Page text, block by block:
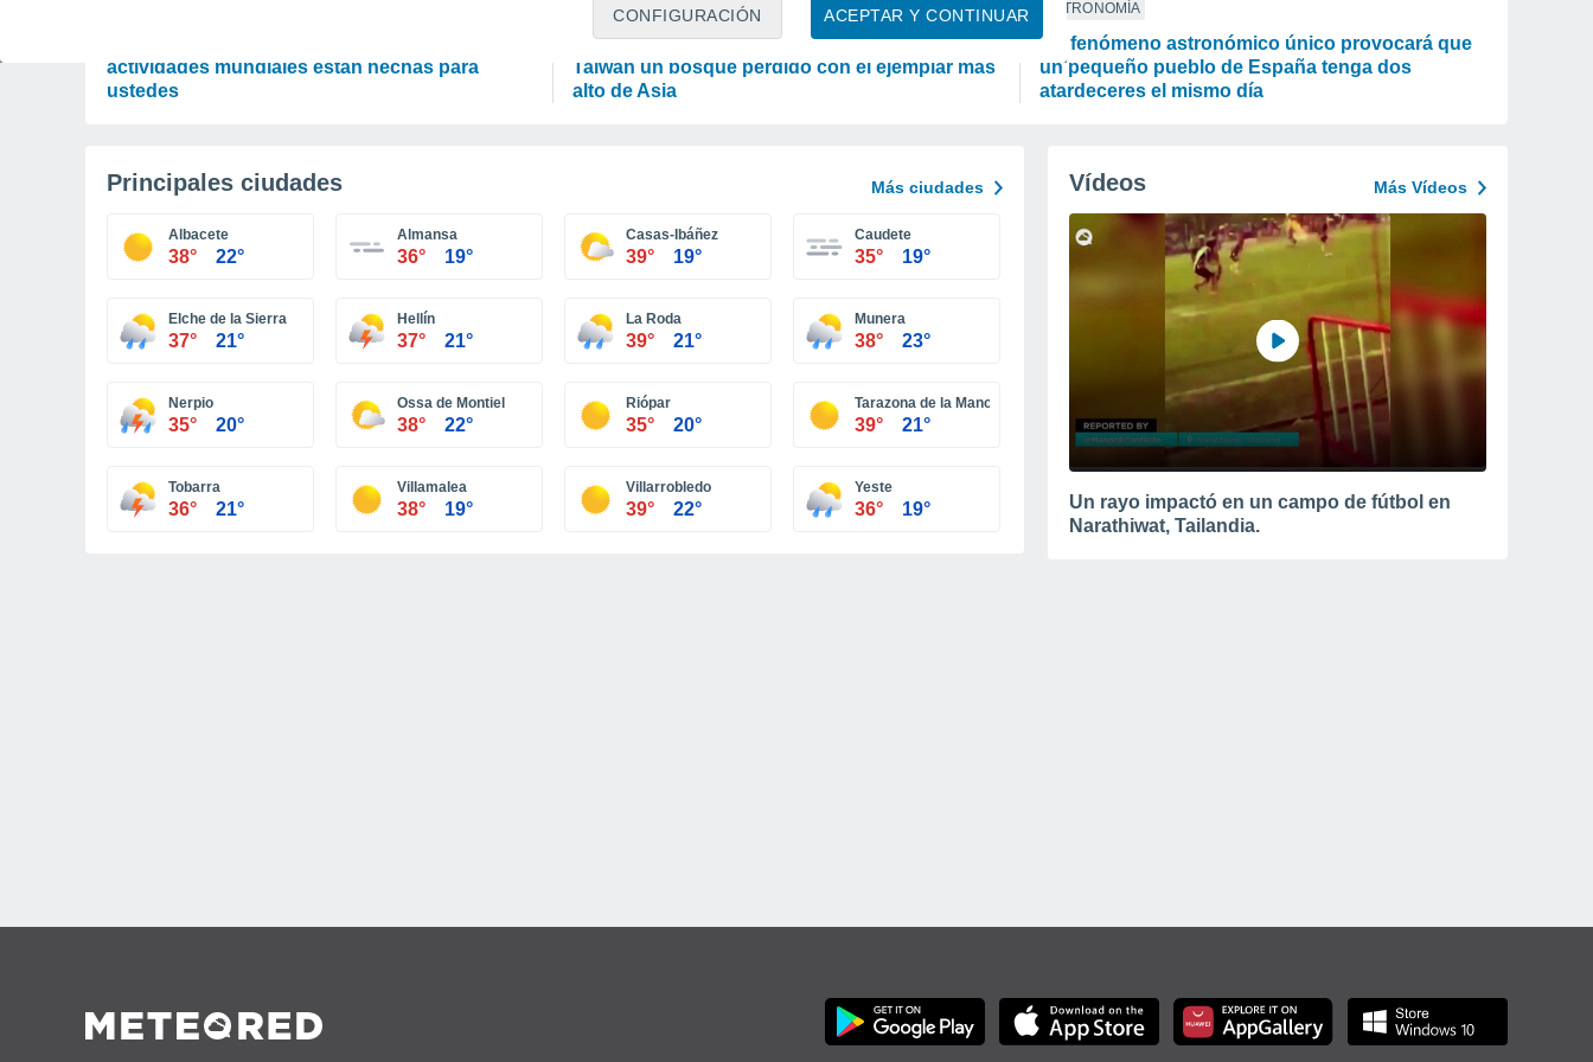
ACEPTAR Y CONTINUAR
CONFIGURACIÓN
actividades mundiales están hechas para
ustedes
PLANTAS
"El árbol que casi toca la luna": encuentran en
Taiwán un bosque perdido con el ejemplar más
alto de Asia
ASTRONOMÍA
Un fenómeno astronómico único provocará que
un pequeño pueblo de España tenga dos
atardeceres el mismo día
Principales ciudades Más ciudades
Albacete
38° 22°
Almansa
36° 19°
Casas-Ibáñez
39° 19°
Caudete
35° 19°
Elche de la Sierra
37° 21°
Hellín
37° 21°
La Roda
39° 21°
Munera
38° 23°
Nerpio
35° 20°
Ossa de Montiel
38° 22°
Riópar
35° 20°
Tarazona de la Mancha
39° 21°
Tobarra
36° 21°
Villamalea
38° 19°
Villarrobledo
39° 22°
Yeste
36° 19°
Vídeos Más Vídeos
Un rayo impactó en un campo de fútbol en
Narathiwat, Tailandia.